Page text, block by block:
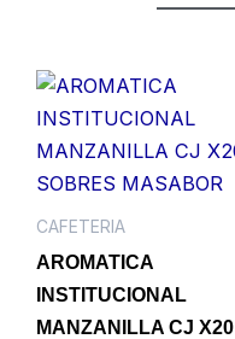
CAFETERIA
AROMATICA
INSTITUCIONAL
MANZANILLA CJ X20